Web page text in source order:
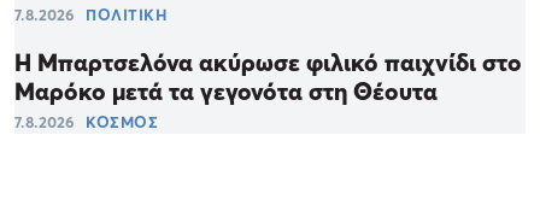
7.8.2026 ΠΟΛΙΤΙΚΗ
Η Μπαρτσελόνα ακύρωσε φιλικό παιχνίδι στο
Μαρόκο μετά τα γεγονότα στη Θέουτα
7.8.2026 ΚΟΣΜΟΣ